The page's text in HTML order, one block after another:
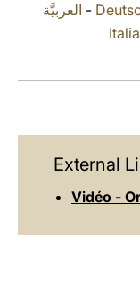
العربيَّة -
External
Vidéo -